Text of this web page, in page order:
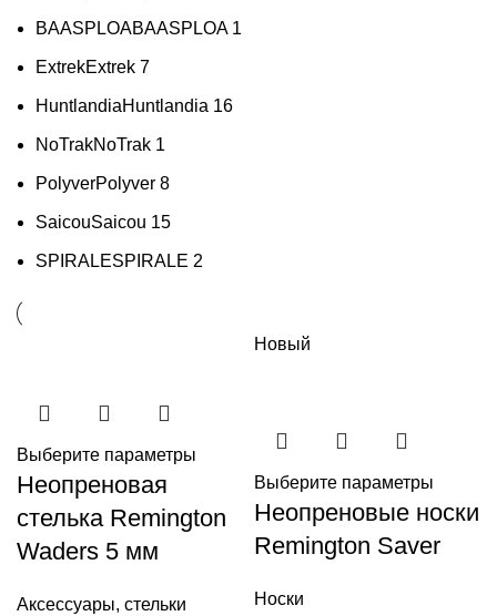
BAASPLOABAASPLOA 1
ExtrekExtrek 7
HuntlandiaHuntlandia 16
NoTrakNoTrak 1
PolyverPolyver 8
SaicouSaicou 15
SPIRALESPIRALE 2
Выберите параметры
Неопреновая
стелька Remington
Waders 5 мм
Аксессуары, стельки
Новый
Выберите параметры
Неопреновые носки
Remington Saver
Носки